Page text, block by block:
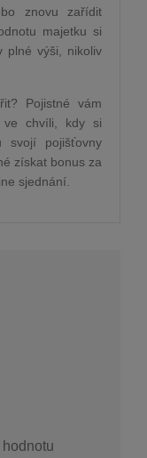
znovu zařídit
majetku si
plné výši, nikoliv
Pojistné vám
ve chvíli, kdy si
svojí pojišťovny
získat bonus za
sjednání.